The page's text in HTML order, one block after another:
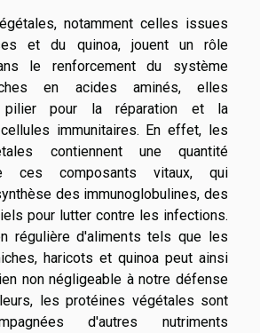
notamment celles issues
et du quinoa, jouent un rôle
le renforcement du système
en acides aminés, elles
pilier pour la réparation et la
immunitaires. En effet, les
contiennent une quantité
ces composants vitaux, qui
des immunoglobulines, des
pour lutter contre les infections.
régulière d'aliments tels que les
haricots et quinoa peut ainsi
non négligeable à notre défense
les protéines végétales sont
d'autres nutriments